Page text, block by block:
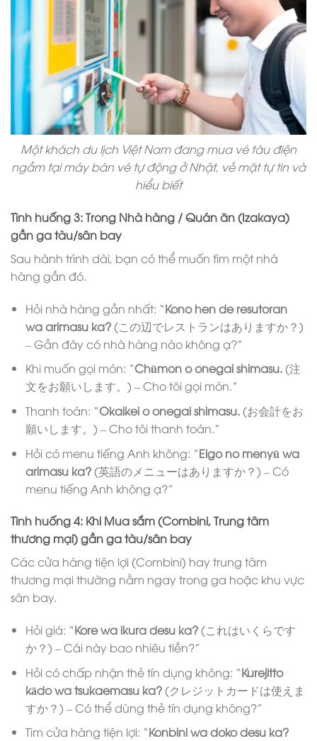
Một khách du lịch Việt Nam đang mua vé tàu điện
ngầm tại máy bán vé tự động ở Nhật, vẻ mặt tự tin và
hiểu biết
Tình huống 3: Trong Nhà hàng / Quán ăn (Izakaya)
gần ga tàu/sân bay
Sau hành trình dài, bạn có thể muốn tìm một nhà
hàng gần đó.
Hỏi nhà hàng gần nhất: “Kono hen de resutoran
wa arimasu ka?(この辺でレストランはありますか？)
– Gần đây có nhà hàng nào không ạ?”
Khi muốn gọi món: “Chūmon o onegai shimasu.(注
文をお願いします。) – Cho tôi gọi món.”
Thanh toán: “Okaikei o onegai shimasu.(お会計をお
願いします。) – Cho tôi thanh toán.”
Hỏi có menu tiếng Anh không: “Eigo no menyū wa
arimasu ka?(英語のメニューはありますか？) – Có
menu tiếng Anh không ạ?”
Tình huống 4: Khi Mua sắm (Combini, Trung tâm
thương mại) gần ga tàu/sân bay
Các cửa hàng tiện lợi (Combini) hay trung tâm
thương mại thường nằm ngay trong ga hoặc khu vực
sân bay.
Hỏi giá: “Kore wa ikura desu ka?(これはいくらです
か？) – Cái này bao nhiêu tiền?”
Hỏi có chấp nhận thẻ tín dụng không: “Kurejitto
kādo wa tsukaemasu ka?(クレジットカードは使えま
すか？) – Có thể dùng thẻ tín dụng không?”
Tìm cửa hàng tiện lợi: “Konbini wa doko desu ka?